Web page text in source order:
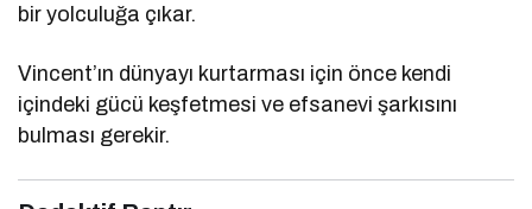
bir yolculuğa çıkar.
Vincent’ın dünyayı kurtarması için önce kendi
içindeki gücü keşfetmesi ve efsanevi şarkısını
bulması gerekir.